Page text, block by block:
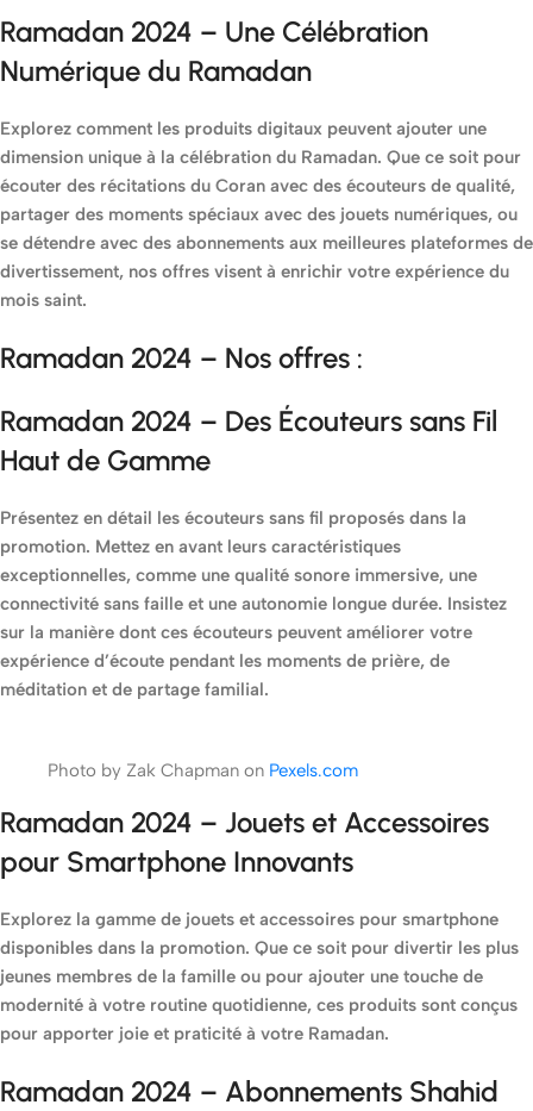
Ramadan 2024 – Une Célébration
Numérique du Ramadan
Explorez comment les produits digitaux peuvent ajouter une
dimension unique à la célébration du Ramadan. Que ce soit pour
écouter des récitations du Coran avec des écouteurs de qualité,
partager des moments spéciaux avec des jouets numériques, ou
se détendre avec des abonnements aux meilleures plateformes de
divertissement, nos offres visent à enrichir votre expérience du
mois saint.
Ramadan 2024 – Nos offres :
Ramadan 2024 – Des Écouteurs sans Fil
Haut de Gamme
Présentez en détail les écouteurs sans fil proposés dans la
promotion. Mettez en avant leurs caractéristiques
exceptionnelles, comme une qualité sonore immersive, une
connectivité sans faille et une autonomie longue durée. Insistez
sur la manière dont ces écouteurs peuvent améliorer votre
expérience d’écoute pendant les moments de prière, de
méditation et de partage familial.
Photo by Zak Chapman on Pexels.com
Ramadan 2024 – Jouets et Accessoires
pour Smartphone Innovants
Explorez la gamme de jouets et accessoires pour smartphone
disponibles dans la promotion. Que ce soit pour divertir les plus
jeunes membres de la famille ou pour ajouter une touche de
modernité à votre routine quotidienne, ces produits sont conçus
pour apporter joie et praticité à votre Ramadan.
Ramadan 2024 – Abonnements Shahid